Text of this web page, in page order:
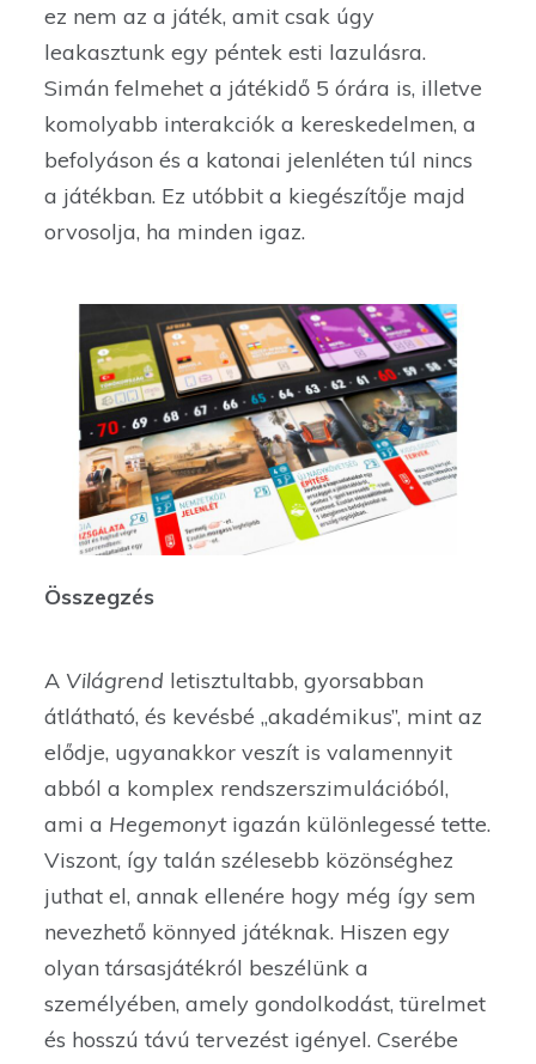
ez nem az a játék, amit csak úgy
leakasztunk egy péntek esti lazulásra.
Simán felmehet a játékidő 5 órára is, illetve
komolyabb interakciók a kereskedelmen, a
befolyáson és a katonai jelenléten túl nincs
a játékban. Ez utóbbit a kiegészítője majd
orvosolja, ha minden igaz.
Összegzés
A Világrend letisztultabb, gyorsabban
átlátható, és kevésbé „akadémikus”, mint az
elődje, ugyanakkor veszít is valamennyit
abból a komplex rendszerszimulációból,
ami a Hegemonytigazán különlegessé tette.
Viszont, így talán szélesebb közönséghez
juthat el, annak ellenére hogy még így sem
nevezhető könnyed játéknak. Hiszen egy
olyan társasjátékról beszélünk a
személyében, amely gondolkodást, türelmet
és hosszú távú tervezést igényel. Cserébe